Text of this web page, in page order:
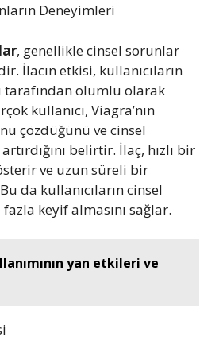
Deneyimleri
, genellikle cinsel sorunlar
İlacın etkisi, kullanıcıların
olumlu olarak
kullanıcı, Viagra’nın
çözdüğünü ve cinsel
belirtir. İlaç, hızlı bir
ve uzun süreli bir
da kullanıcıların cinsel
keyif almasını sağlar.
yan etkileri ve